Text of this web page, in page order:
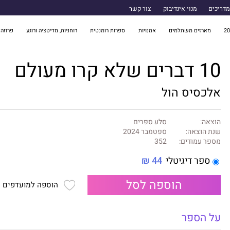
מדריכים מנוי אינדיבוק צור קשר
מארזים משתלמים אמנויות ספרות רומנטית רוחניות, מדיטציה ורוגע פרוזה
10 דברים שלא קרו מעולם
אלכסיס הול
הוצאה:
סלע ספרים
שנת הוצאה:
ספטמבר 2024
מספר עמודים:
352
ספר דיגיטלי 44 ₪
הוספה לסל הוספה למועדפים
על הספר